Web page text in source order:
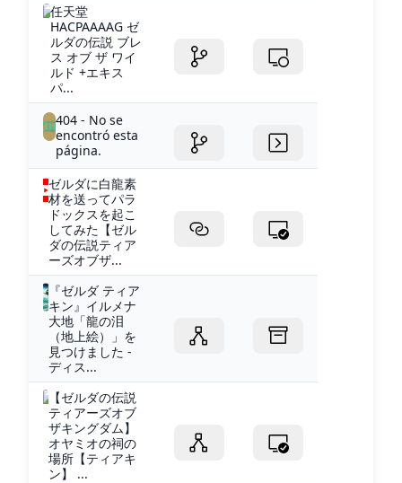
任天堂
HACPAAAAG ゼ
ルダの伝説 ブレ
ス オブ ザ ワイ
ルド +エキス
パ...
404 - No se
encontró esta
página.
ゼルダに白龍素
材を送ってパラ
ドックスを起こ
してみた【ゼル
ダの伝説ティア
ーズオブザ...
『ゼルダ ティア
キン』イルメナ
大地「龍の泪
（地上絵）」を
見つけました -
ディス...
【ゼルダの伝説
ティアーズオブ
ザキングダム】
オヤミオの祠の
場所【ティアキ
ン】 ...